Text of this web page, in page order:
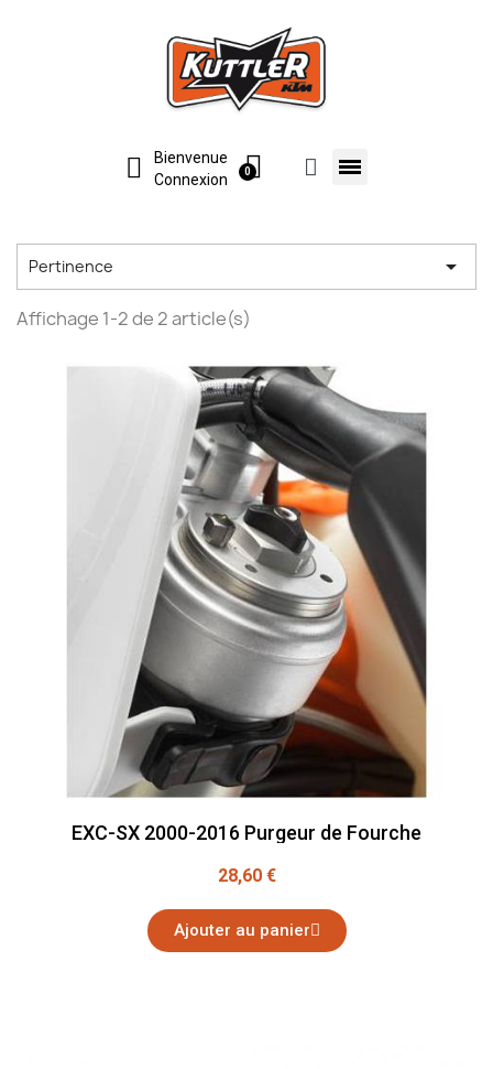
Bienvenue
Connexion
Pertinence 
Affichage 1-2 de 2 article(s)
EXC-SX 2000-2016 Purgeur de Fourche
28,60 €
Ajouter au panier